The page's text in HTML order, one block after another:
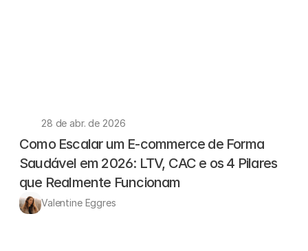
28 de abr. de 2026
Como Escalar um E-commerce de Forma
Saudável em 2026: LTV, CAC e os 4 Pilares
que Realmente Funcionam
Valentine Eggres